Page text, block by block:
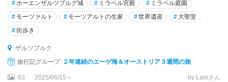
シ
ュ
ー
ツ
#ホーエンザルツブルグ城 # ミラベル宮殿 # ミラベル庭園
# モーツァルト # モーツアルトの生家 #世界遺産 # 大聖堂
#街歩き
ザルツブルク
旅行記グループ ２年連続のエーゲ海＆オーストリア３週間の旅
63 2025/06/15～ by Laniさん